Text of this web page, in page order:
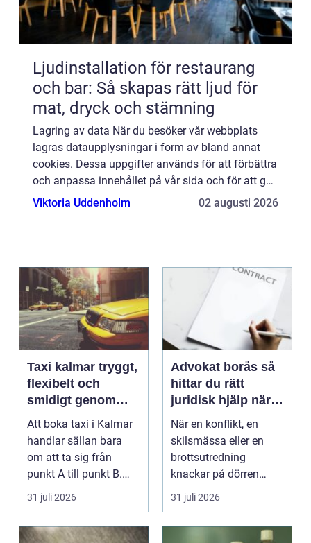
Ljudinstallation för restaurang
och bar: Så skapas rätt ljud för
mat, dryck och stämning
Lagring av data När du besöker vår webbplats
lagras dataupplysningar i form av bland annat
cookies. Dessa uppgifter används för att förbättra
och anpassa innehållet på vår sida och för att ge
dig så bra information som möjligt. Om du inte vill
Viktoria Uddenholm 02 augusti 2026
Taxi kalmar tryggt,
flexibelt och
smidigt genom
hela resan
Att boka taxi i Kalmar
handlar sällan bara
om att ta sig från
punkt A till punkt B.
För många är res...
31 juli 2026
Advokat borås så
hittar du rätt
juridisk hjälp när
livet krånglar
När en konflikt, en
skilsmässa eller en
brottsutredning
knackar på dörren
förändras vardagen
snabbt....
31 juli 2026